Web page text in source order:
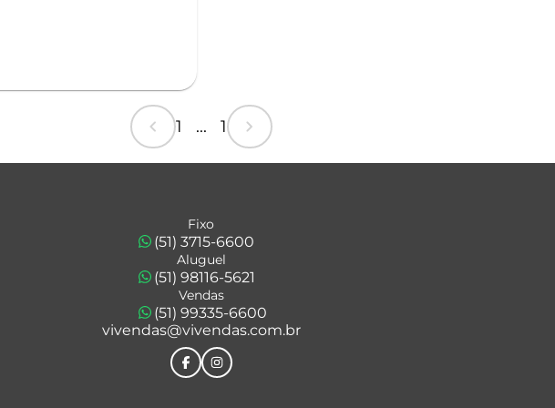
chevron_left 1 ... 1 chevron_right
Fixo
(51) 3715-6600
Aluguel
(51) 98116-5621
Vendas
(51) 99335-6600
vivendas@vivendas.com.br